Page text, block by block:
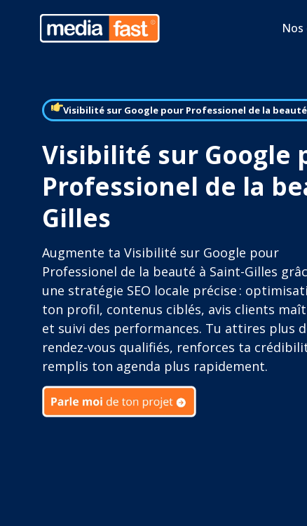
Nos
Visibilité sur Google pour Professionel de la beauté
Visibilité sur Google
Professionel de la
Gilles
Augmente ta Visibilité sur Google pour
Professionel de la beauté à Saint-Gilles
une stratégie SEO locale précise :
ton profil, contenus ciblés, avis clients
et suivi des performances. Tu attires plus
rendez-vous qualifiés, renforces ta
remplis ton agenda plus rapidement.